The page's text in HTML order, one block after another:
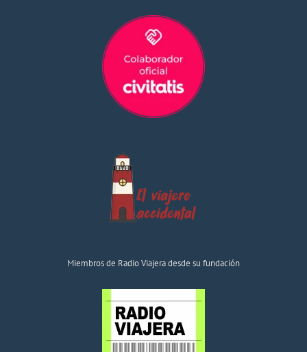
Miembros de Radio Viajera desde su fundación